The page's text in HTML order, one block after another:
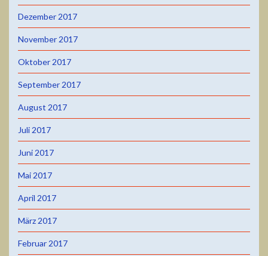
Dezember 2017
November 2017
Oktober 2017
September 2017
August 2017
Juli 2017
Juni 2017
Mai 2017
April 2017
März 2017
Februar 2017